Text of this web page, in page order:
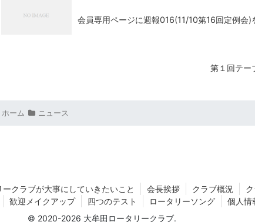
会員専用ページに週報016(11/10第16回定例会)
第１回テー
ホーム ニュース
クラブが大事にしていきたいこと 会長挨拶 クラブ概況
歓迎メイクアップ 四つのテスト ロータリーソング 個人情
© 2020-2026 大牟田ロータリークラブ.